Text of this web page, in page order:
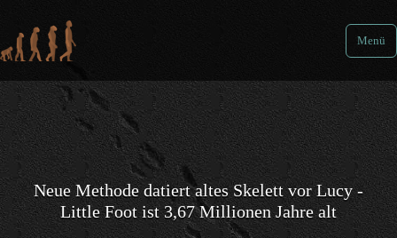
Menü
Neue Methode datiert altes Skelett vor Lucy -
Little Foot ist 3,67 Millionen Jahre alt